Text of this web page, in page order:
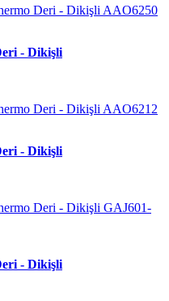
- Dikişli
- Dikişli
- Dikişli